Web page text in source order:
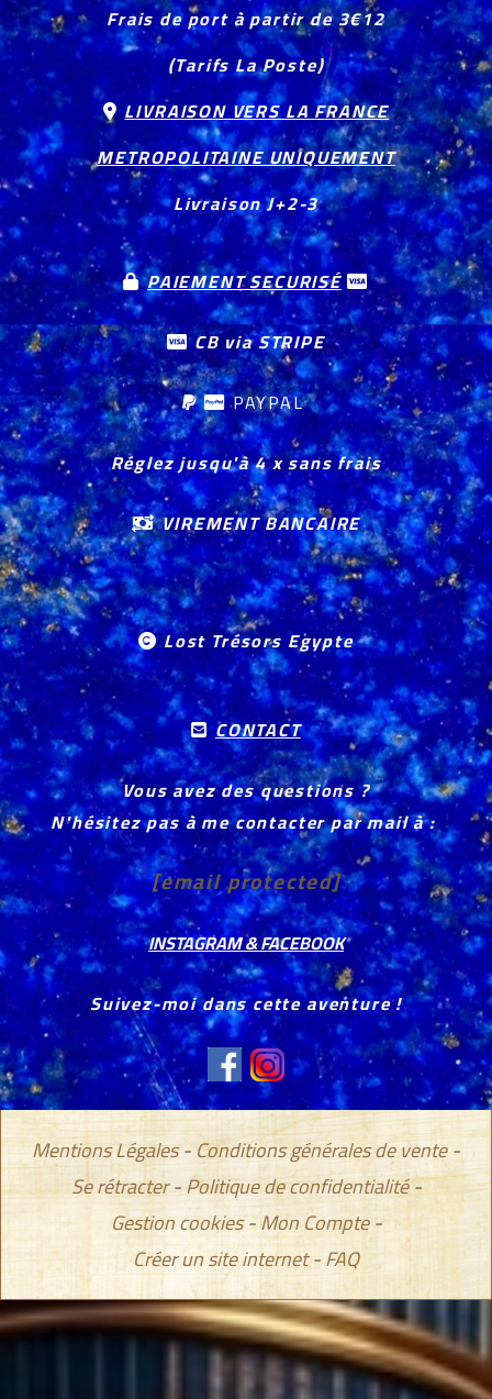
Frais de port à partir de 3€12
(Tarifs La Poste)
 LIVRAISON VERS LA FRANCE
METROPOLITAINE UNIQUEMENT
Livraison J+2-3
PAIEMENT SECURISÉ 
CB via STRIPE
PAYPAL
Réglez jusqu'à 4 x sans frais
VIREMENT BANCAIRE
 Lost Trésors Egypte
 CONTACT
Vous avez des questions ?
N'hésitez pas à me contacter par mail à :
[email protected]
INSTAGRAM & FACEBOOK
Suivez-moi dans cette aventure !
Mentions Légales Conditions générales de vente
Se rétracter Politique de confidentialité
Gestion cookies Mon Compte
Créer un site internet FAQ